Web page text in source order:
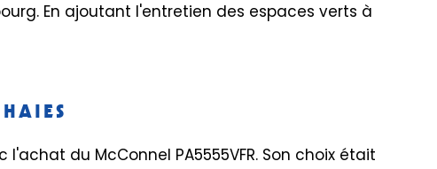
En ajoutant l'entretien des espaces verts à
du McConnel PA5555VFR. Son choix était